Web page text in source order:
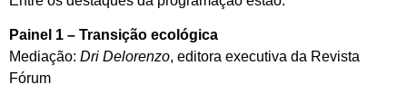
Painel 1 – Transição ecológica
Mediação: Dri Delorenzo, editora executiva da Revista
Fórum